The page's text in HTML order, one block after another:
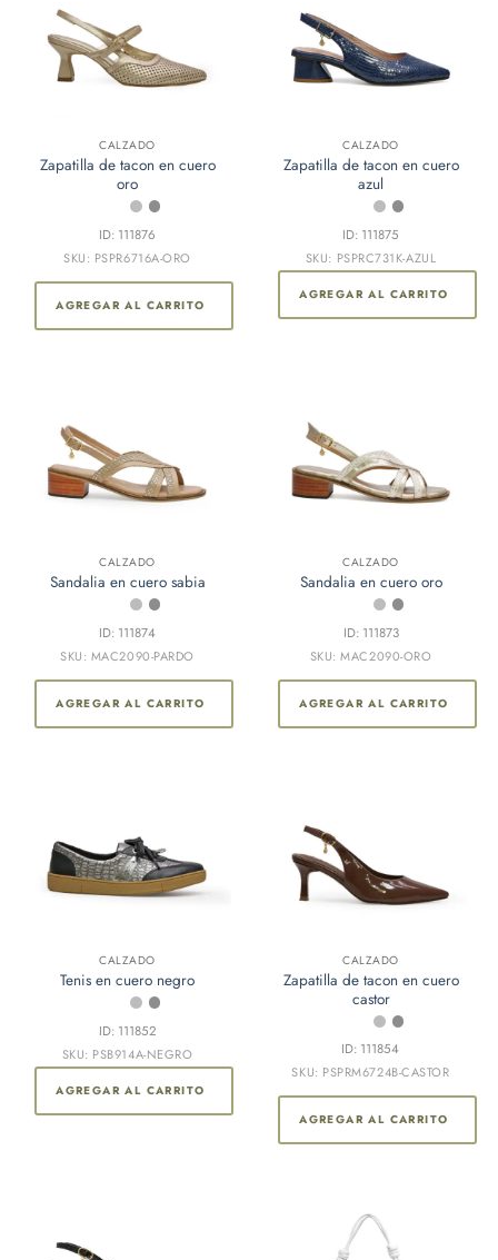
CALZADO
Zapatilla de tacon en cuero
oro
ID: 111876
SKU: PSPR6716A-ORO
AGREGAR AL CARRITO
CALZADO
Zapatilla de tacon en cuero
azul
ID: 111875
SKU: PSPRC731K-AZUL
AGREGAR AL CARRITO
producto
Las
opciones
se
página
producto
CALZADO
Sandalia en cuero sabia
ID: 111874
SKU: MAC2090-PARDO
AGREGAR AL CARRITO
CALZADO
Sandalia en cuero oro
ID: 111873
SKU: MAC2090-ORO
AGREGAR AL CARRITO
CALZADO
Tenis en cuero negro
ID: 111852
SKU: PSB914A-NEGRO
AGREGAR AL CARRITO
producto
variantes.
opciones
página
CALZADO
Zapatilla de tacon en cuero
castor
ID: 111854
SKU: PSPRM6724B-CASTOR
AGREGAR AL CARRITO